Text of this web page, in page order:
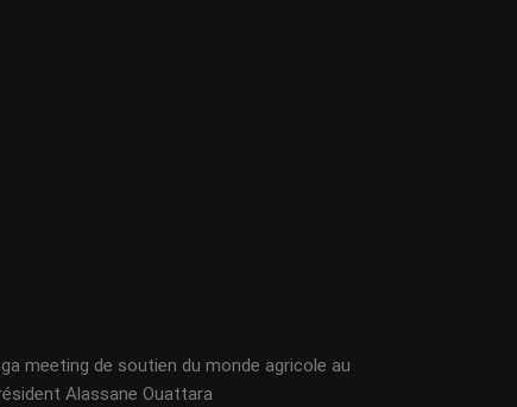
meeting de soutien du monde agricole au
Alassane Ouattara